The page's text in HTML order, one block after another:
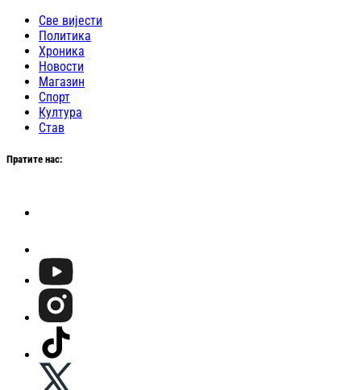
Све вијести
Политика
Хроника
Новости
Магазин
Спорт
Култура
Став
Пратите нас: